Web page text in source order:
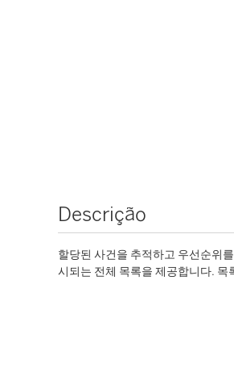
Descrição
할당된 사건을 추적하고 우선순위
시되는 전체 목록을 제공합니다.